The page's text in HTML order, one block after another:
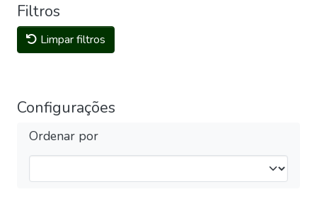
Filtros
Limpar filtros
Configurações
Ordenar por